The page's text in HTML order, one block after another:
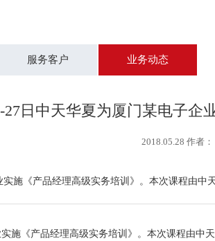
服务客户 业务动态
27日中天华夏为厦门某电子企
2018.05.28 作者：
施《产品经理高级实务培训》。本次课程由中
施《产品经理高级实务培训》。本次课程由中